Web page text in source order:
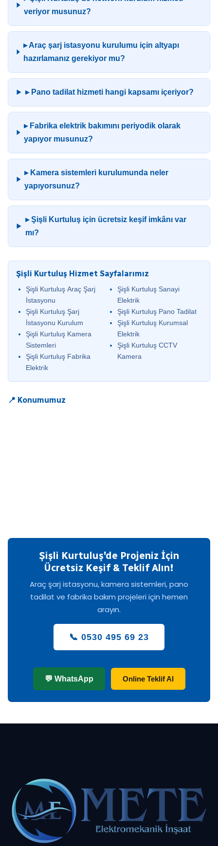
veriyor musunuz?
▸ Araç şarj istasyonu kurulumu için altyapı
hazırlamanız gerekiyor mu?
▸ Pano tadilat hizmeti hangi kapsamı içeriyor?
▸ Fabrika elektrik bakımını periyodik olarak
yapıyor musunuz?
▸ Kamera sistemleri kurulumunda neler
yapıyorsunuz?
▸ Şişli Kurtuluş için ücretsiz keşif imkânı var
mı?
Şişli Kurtuluş Hizmet Sayfalarımız
Şişli Kurtuluş Araç Şarj
İstasyonu
Şişli Kurtuluş Şarj
İstasyonu Kurulum
Şişli Kurtuluş Kamera
Sistemleri
Şişli Kurtuluş Fabrika
Elektrik
Şişli Kurtuluş Sanayi
Elektrik
Şişli Kurtuluş Pano Tadilat
Şişli Kurtuluş Kurumsal
Elektrik
Şişli Kurtuluş CCTV
Kamera
📍 Konumumuz
Şişli Kurtuluş'de Projeniz İçin
Ücretsiz Keşif & Teklif Alın!
Araç şarj istasyonu, kamera sistemleri, pano
tadilat ve fabrika bakım projeleri için hemen
arayın.
📞 0530 495 69 23
💬 WhatsApp Online Teklif Al